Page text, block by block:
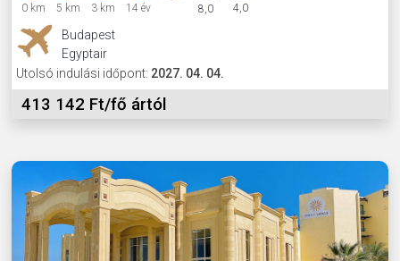
0 km 5 km 3 km 14 év 8,0 4,0
Budapest
Egyptair
Utolsó indulási időpont: 2027. 04. 04.
413 142 Ft/fő ártól